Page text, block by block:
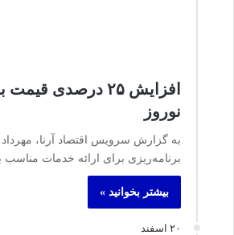
افزایش ۲۵ درصدی
نوروز
به گزارش سرویس اقتصاد آرنا، مهرداد
برنامه‌ریزی برای ارائه خدمات
بیشتر بخوانید »
۲۰ اسفند